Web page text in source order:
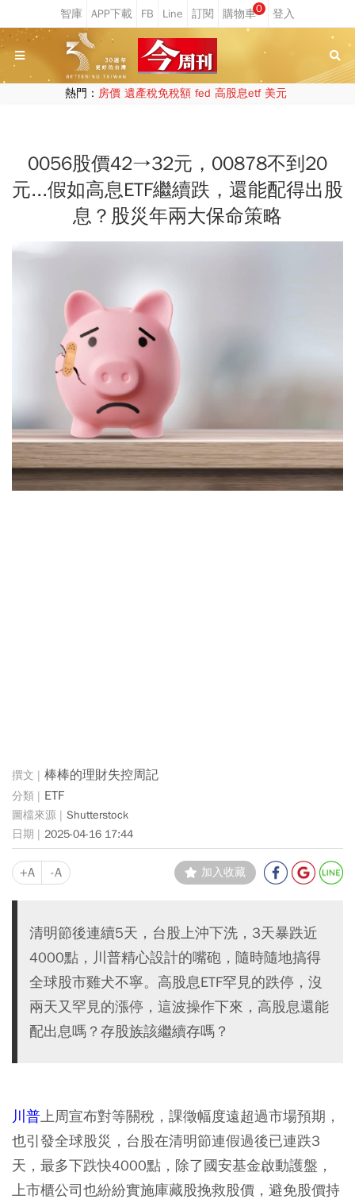
0
熱門： 房價 遺產稅免稅額 fed 高股息etf 美元
0056股價42→32元，00878不到20
元...假如高息ETF繼續跌，還能配得出股
息？股災年兩大保命策略
棒棒的理財失控周記
ETF
Shutterstock
2025-04-16 17:44
+A -A 加入收藏
清明節後連續5天，台股上沖下洗，3天暴跌近
4000點，川普精心設計的嘴砲，隨時隨地搞得
全球股市雞犬不寧。高股息ETF罕見的跌停，沒
兩天又罕見的漲停，這波操作下來，高股息還能
配出息嗎？存股族該繼續存嗎？
川普上周宣布對等關稅，課徵幅度遠超過市場預期，
也引發全球股災，台股在清明節連假過後已連跌3
天，最多下跌快4000點，除了國安基金啟動護盤，
上市櫃公司也紛紛實施庫藏股挽救股價，避免股價持